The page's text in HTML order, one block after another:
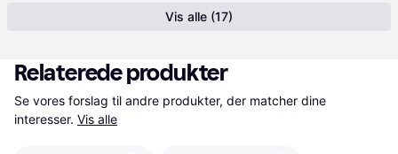
Vis alle (17)
Relaterede produkter
Se vores forslag til andre produkter, der matcher dine
interesser. Vis alle